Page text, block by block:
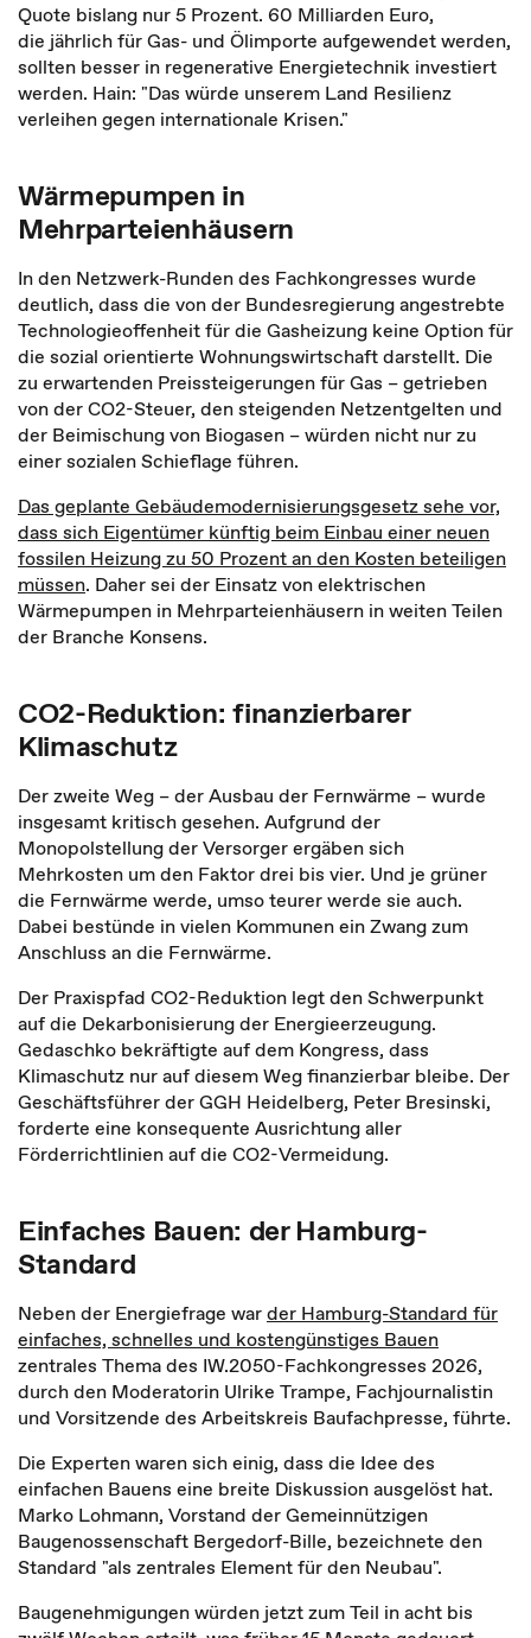
Quote bislang nur 5 Prozent. 60 Milliarden Euro,
die jährlich für Gas- und Ölimporte aufgewendet werden,
sollten besser in regenerative Energietechnik investiert
werden. Hain: "Das würde unserem Land Resilienz
verleihen gegen internationale Krisen."
Wärmepumpen in
Mehrparteienhäusern
In den Netzwerk-Runden des Fachkongresses wurde
deutlich, dass die von der Bundesregierung angestrebte
Technologieoffenheit für die Gasheizung keine Option für
die sozial orientierte Wohnungswirtschaft darstellt. Die
zu erwartenden Preissteigerungen für Gas – getrieben
von der CO2-Steuer, den steigenden Netzentgelten und
der Beimischung von Biogasen – würden nicht nur zu
einer sozialen Schieflage führen.
Das geplante Gebäudemodernisierungsgesetz sehe vor,
dass sich Eigentümer künftig beim Einbau einer neuen
fossilen Heizung zu 50 Prozent an den Kosten beteiligen
müssen. Daher sei der Einsatz von elektrischen
Wärmepumpen in Mehrparteienhäusern in weiten Teilen
der Branche Konsens.
CO2-Reduktion: finanzierbarer
Klimaschutz
Der zweite Weg – der Ausbau der Fernwärme – wurde
insgesamt kritisch gesehen. Aufgrund der
Monopolstellung der Versorger ergäben sich
Mehrkosten um den Faktor drei bis vier. Und je grüner
die Fernwärme werde, umso teurer werde sie auch.
Dabei bestünde in vielen Kommunen ein Zwang zum
Anschluss an die Fernwärme.
Der Praxispfad CO2-Reduktion legt den Schwerpunkt
auf die Dekarbonisierung der Energieerzeugung.
Gedaschko bekräftigte auf dem Kongress, dass
Klimaschutz nur auf diesem Weg finanzierbar bleibe. Der
Geschäftsführer der GGH Heidelberg, Peter Bresinski,
forderte eine konsequente Ausrichtung aller
Förderrichtlinien auf die CO2-Vermeidung.
Einfaches Bauen: der Hamburg-
Standard
Neben der Energiefrage warder Hamburg-Standard für
einfaches, schnelles und kostengünstiges Bauen
zentrales Thema des IW.2050-Fachkongresses 2026,
durch den Moderatorin Ulrike Trampe, Fachjournalistin
und Vorsitzende des Arbeitskreis Baufachpresse, führte.
Die Experten waren sich einig, dass die Idee des
einfachen Bauens eine breite Diskussion ausgelöst hat.
Marko Lohmann, Vorstand der Gemeinnützigen
Baugenossenschaft Bergedorf-Bille, bezeichnete den
Standard "als zentrales Element für den Neubau".
Baugenehmigungen würden jetzt zum Teil in acht bis